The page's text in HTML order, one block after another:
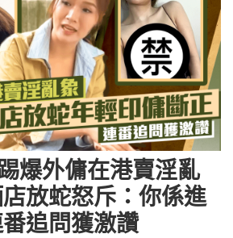
爆外傭在港賣淫亂
放蛇怒斥：你係進
追問獲激讚